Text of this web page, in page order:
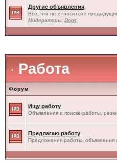
Другие объявления
Все, что не относится к
Модераторы: Dogs
Работа
Форум
Ищу работу
Объявления о поиске работы,
Предлагаю работу
Предложения работы, объявления